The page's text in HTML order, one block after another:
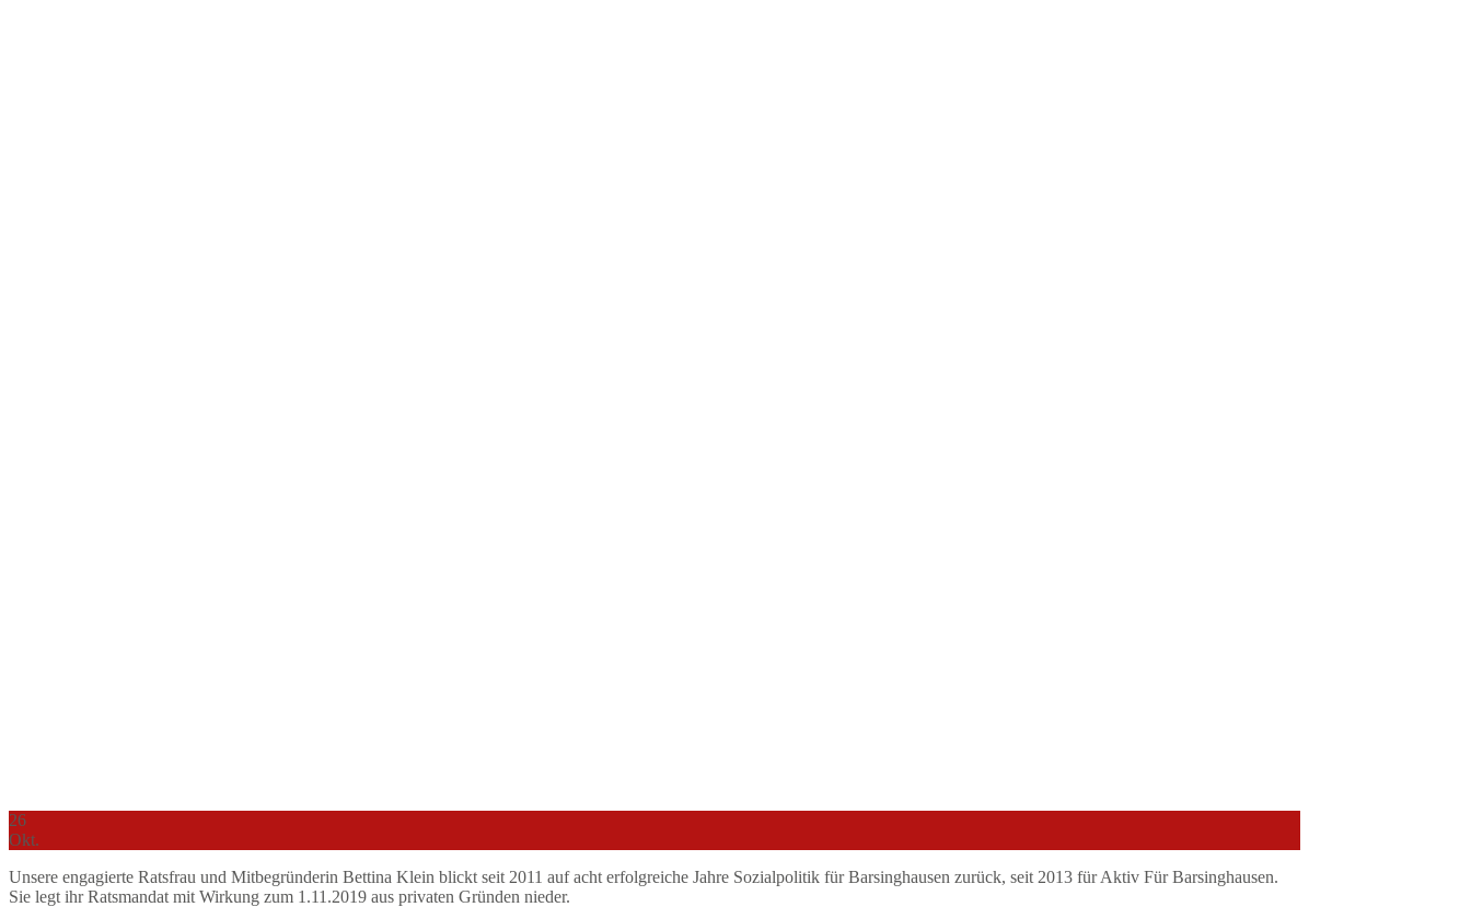
26
Okt.
Unsere engagierte Ratsfrau und Mitbegründerin Bettina Klein blickt seit 2011 auf acht erfolgreiche Jahre Sozialpolitik für Barsinghausen zurück, seit 2013 für Aktiv Für Barsinghausen.
Sie legt ihr Ratsmandat mit Wirkung zum 1.11.2019 aus privaten Gründen nieder.